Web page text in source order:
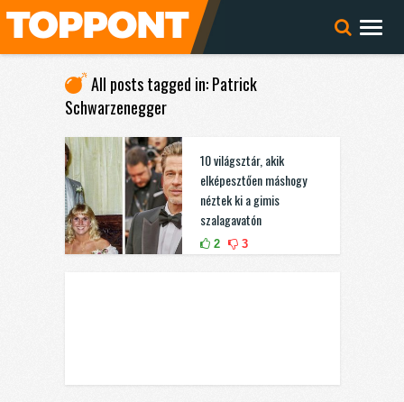
All posts tagged in: Patrick
Schwarzenegger
10 világsztár, akik
elképesztően máshogy
néztek ki a gimis
szalagavatón
2 3